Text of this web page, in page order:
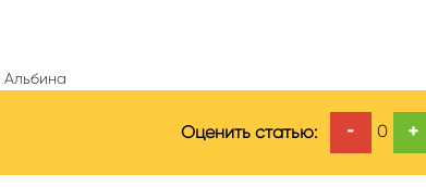
Альбина
Оценить статью: - 0 +